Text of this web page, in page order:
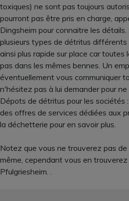
toxiques) ne sont pas toujours
pourront pas être pris en charge,
Dingsheim pour connaitre les
plusieurs types de détritus différents
ainsi plus rapide sur place car
pas dans les mêmes bennes. Un
éventuellement vous communiquer
n'hésitez pas à lui demander pour ne
Dépots de détritus pour les sociétés
des offres de services dédiées aux
la déchetterie pour en savoir plus.
Notez que vous ne trouverez pas
même, cependant vous en
Pfulgriesheim. .